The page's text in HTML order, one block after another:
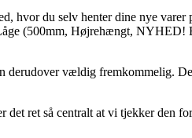
hvor du selv henter dine nye varer
(500mm, Højrehængt,
derudover vældig fremkommelig.
ret så centralt at vi tjekker den